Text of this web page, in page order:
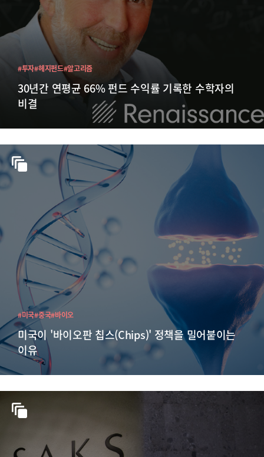
30년간 연평균 66% 펀드 수익률 기록한 수학자의
비결
#투자#헤지펀드#알고리즘
미국이 '바이오판 칩스(Chips)' 정책을 밀어붙이는
이유
#미국#중국#바이오